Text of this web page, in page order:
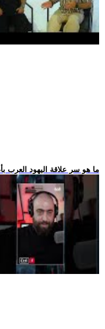
.. ما هو سر علاقة اليهود العرب